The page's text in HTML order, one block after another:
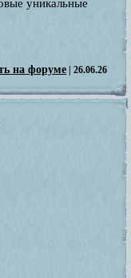
уникальные
на форуме | 26.06.26